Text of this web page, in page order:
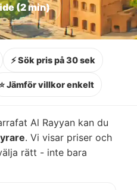
(2 min)
⚡ Sök pris på 30 sek
Jämför villkor enkelt
Al Rayyan kan du
. Vi visar priser och
rätt - inte bara